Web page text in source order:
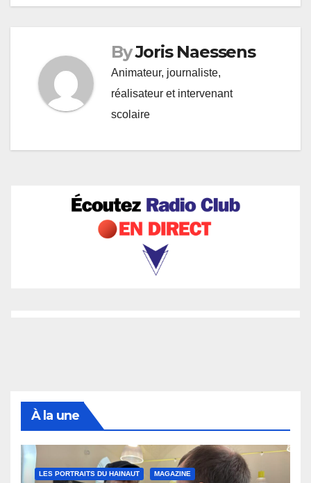
ByJoris Naessens
Animateur, journaliste,
réalisateur et intervenant
scolaire
À la une
LES PORTRAITS DU HAINAUT MAGAZINE